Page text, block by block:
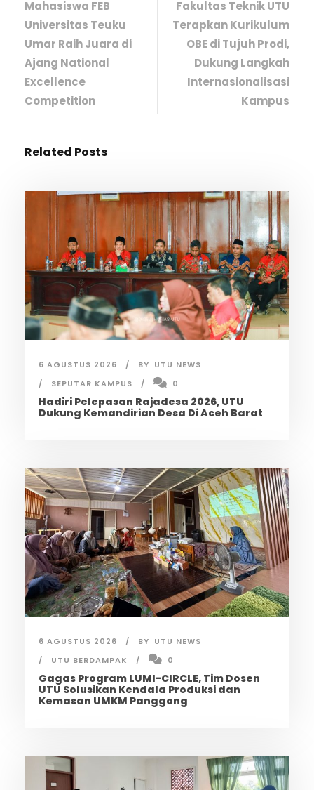
Mahasiswa FEB
Universitas Teuku
Umar Raih Juara di
Ajang National
Excellence
Competition
Fakultas Teknik UTU
Terapkan Kurikulum
OBE di Tujuh Prodi,
Dukung Langkah
Internasionalisasi
Kampus
Related Posts
6 AGUSTUS 2026 BY UTU NEWS
SEPUTAR KAMPUS
0
Hadiri Pelepasan Rajadesa 2026, UTU
Dukung Kemandirian Desa Di Aceh Barat
6 AGUSTUS 2026 BY UTU NEWS
UTU BERDAMPAK
0
Gagas Program LUMI-CIRCLE, Tim Dosen
UTU Solusikan Kendala Produksi dan
Kemasan UMKM Panggong